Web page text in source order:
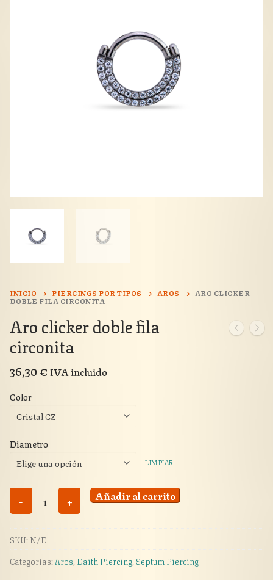
INICIO PIERCINGS POR TIPOS AROS ARO CLICKER
DOBLE FILA CIRCONITA
Aro clicker doble fila
circonita
36,30€ IVA incluido
Color
Diametro
LIMPIAR
Aro
clicker
fila
circonita
cantidad
- + Añadir al carrito
SKU: N/D
Categorías: Aros Daith Piercing Septum Piercing